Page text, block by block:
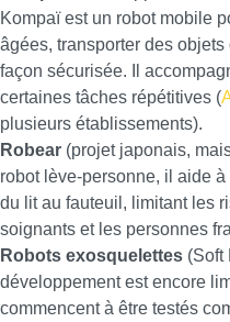
Kompaï est un robot mobile
âgées, transporter des
façon sécurisée. Il
certaines tâches répétitives (
plusieurs établissements).
Robear (projet japonais,
robot lève-personne, il aide
du lit au fauteuil, limitant les
soignants et les personnes
Robots exosquelettes (Soft
développement est encore
commencent à être testés